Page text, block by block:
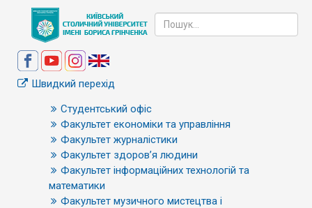
Швидкий перехід
Студентський офіс
Факультет економіки та управління
Факультет журналістики
Факультет здоров’я людини
Факультет інформаційних технологій та
математики
Факультет музичного мистецтва і